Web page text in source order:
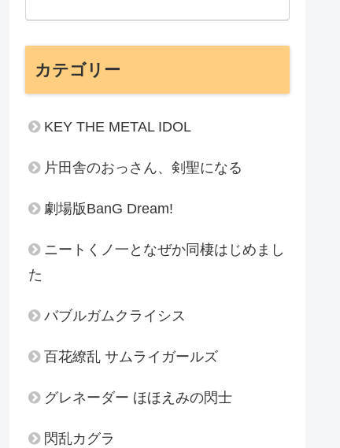
カテゴリー
KEY THE METAL IDOL
片田舎のおっさん、剣聖になる
劇場版BanG Dream!
ニートくノ一となぜか同棲はじめまし
た
バブルガムクライシス
百花繚乱 サムライガールズ
グレネーダー ほほえみの閃士
閃乱カグラ